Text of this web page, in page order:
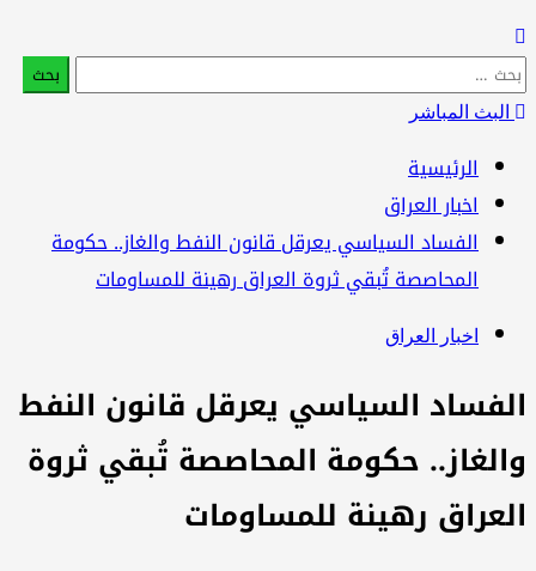
البث المباشر
الرئيسية
اخبار العراق
الفساد السياسي يعرقل قانون النفط والغاز.. حكومة
المحاصصة تُبقي ثروة العراق رهينة للمساومات
اخبار العراق
السياسي يعرقل قانون النفط
حكومة المحاصصة تُبقي ثروة
رهينة للمساومات